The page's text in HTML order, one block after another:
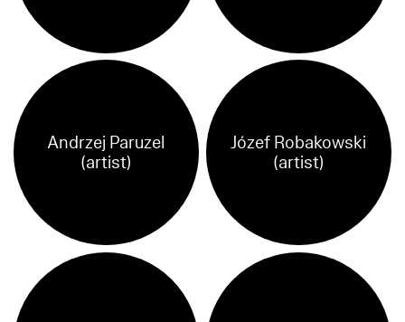
Andrzej Paruzel
(artist)
Józef Robakowski
(artist)